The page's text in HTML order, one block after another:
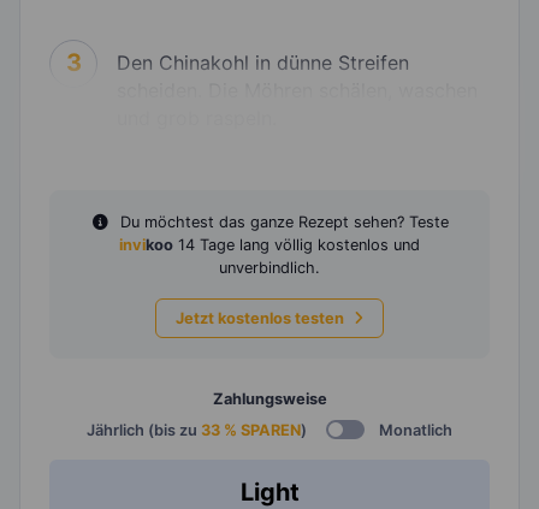
3
Den Chinakohl in dünne Streifen
Du möchtest das ganze Rezept sehen? Teste
invikoo 14 Tage lang völlig kostenlos und
unverbindlich.
Jetzt kostenlos testen
Zahlungsweise
Jährlich (bis zu 33 % SPAREN) Monatlich
Light